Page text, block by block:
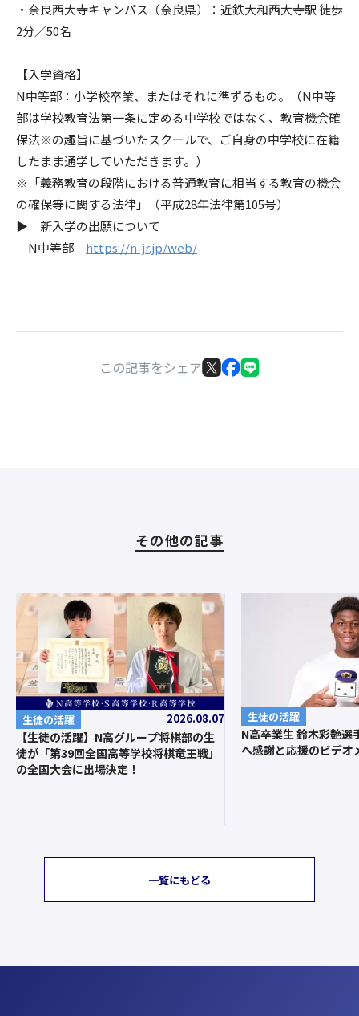
・奈良西大寺キャンパス（奈良県）：近鉄大和西大寺駅 徒歩
2分／50名
【入学資格】
N中等部：小学校卒業、またはそれに準ずるもの。（N中等
部は学校教育法第一条に定める中学校ではなく、教育機会確
保法※の趣旨に基づいたスクールで、ご自身の中学校に在籍
したまま通学していただきます。）
※「義務教育の段階における普通教育に相当する教育の機会
の確保等に関する法律」（平成28年法律第105号）
▶ 新入学の出願について
N中等部 https://n-jr.jp/web/
この記事をシェア
その他の記事
生徒の活躍 2026.08.07
【生徒の活躍】N高グループ将棋部の生
徒が「第39回全国高等学校将棋竜王戦」
の全国大会に出場決定！
生徒の活躍
N高卒業生 鈴木彩艶選
へ感謝と応援のビデオ
一覧にもどる